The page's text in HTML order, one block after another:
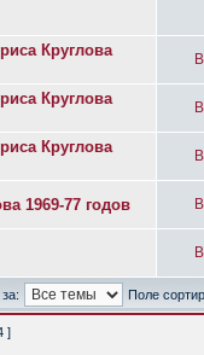
Круглова
Круглова
Круглова
1969-77 годов
Поле
]